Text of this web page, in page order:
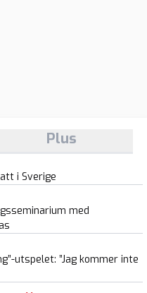
Plus
i Sverige
med
utspelet: ”Jag kommer inte